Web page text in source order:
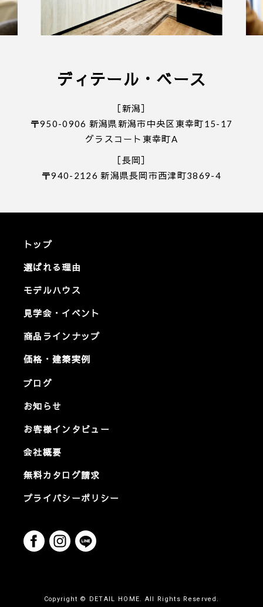
ディテール・ベース
［新潟］
〒950-0906 新潟県新潟市中央区東幸町15-17
グラスコート東幸町A
［長岡］
〒940-2126 新潟県長岡市西津町3869-4
トップ
選ばれる理由
モデルハウス
見学会・イベント
商品ラインナップ
価格・建築実例
ブログ
お知らせ
お客様インタビュー
会社概要
無料カタログ請求
プライバシーポリシー
Copyright © DETAIL HOME. All Rights Reserved.